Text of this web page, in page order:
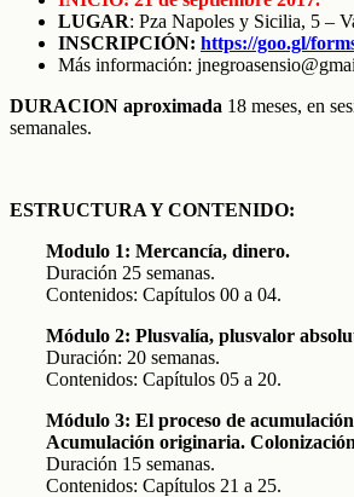
LUGAR: Pza Napoles y Sicilia, 5 –
INSCRIPCIÓN: https://goo.gl/
Más información:
DURACION aproximada 18 meses, en
semanales.
ESTRUCTURA Y CONTENIDO:
Modulo 1: Mercancía, dinero.
Duración 25 semanas.
Contenidos: Capítulos 00 a 04.
Módulo 2: Plusvalía, plusvalor
Duración: 20 semanas.
Contenidos: Capítulos 05 a 20.
Módulo 3: El proceso de
Acumulación originaria.
Duración 15 semanas.
Contenidos: Capítulos 21 a 25.